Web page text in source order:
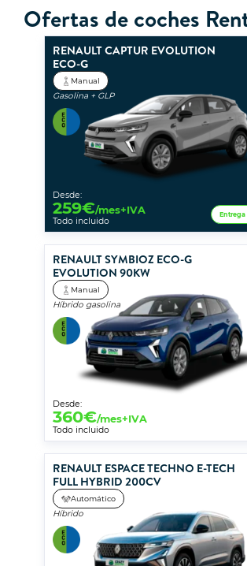
Ofertas de coches
RENAULT CAPTUR EVOLUTION
ECO-G
Manual
Gasolina + GLP
Desde:
259€/mes+IVA
Todo incluido
RENAULT SYMBIOZ ECO-G
EVOLUTION 90KW
Manual
Híbrido gasolina
Desde:
360€/mes+IVA
Todo incluido
RENAULT ESPACE TECHNO E-TECH
FULL HYBRID 200CV
Automático
Híbrido